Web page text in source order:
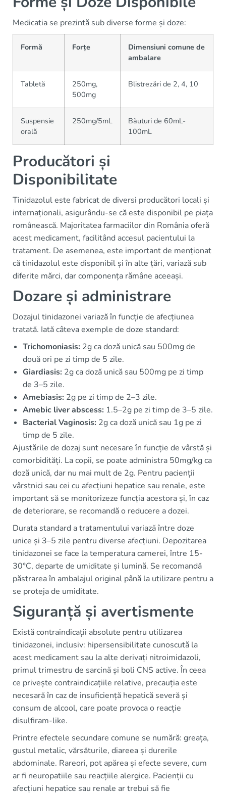
Medicatia se prezintă sub diverse forme și doze:
Formă Forțe
Dimensiuni comune de
ambalare
Tabletă
250mg,
500mg
Blistrezări de 2, 4, 10
Suspensie
orală
250mg/5mL
Băuturi de 60mL-
100mL
Producători și
Disponibilitate
Tinidazolul este fabricat de diversi producători locali și
internaționali, asigurându-se că este disponibil pe piața
românească. Majoritatea farmaciilor din România oferă
acest medicament, facilitând accesul pacientului la
tratament. De asemenea, este important de menționat
că tinidazolul este disponibil și în alte țări, variază sub
diferite mărci, dar componența rămâne aceeași.
Dozare și administrare
Dozajul tinidazonei variază în funcție de afecțiunea
tratată. Iată câteva exemple de doze standard:
Trichomoniasis: 2g ca doză unică sau 500mg de
două ori pe zi timp de 5 zile.
Giardiasis: 2g ca doză unică sau 500mg pe zi timp
de 3–5 zile.
Amebiasis: 2g pe zi timp de 2–3 zile.
Amebic liver abscess: 1.5–2g pe zi timp de 3–5 zile.
Bacterial Vaginosis: 2g ca doză unică sau 1g pe zi
timp de 5 zile.
Ajustările de dozaj sunt necesare în funcție de vârstă și
comorbidități. La copii, se poate administra 50mg/kg ca
doză unică, dar nu mai mult de 2g. Pentru pacienții
vârstnici sau cei cu afecțiuni hepatice sau renale, este
important să se monitorizeze funcția acestora și, în caz
de deteriorare, se recomandă o reducere a dozei.
Durata standard a tratamentului variază între doze
unice și 3–5 zile pentru diverse afecțiuni. Depozitarea
tinidazonei se face la temperatura camerei, între 15-
30°C, departe de umiditate și lumină. Se recomandă
păstrarea în ambalajul original până la utilizare pentru a
se proteja de umiditate.
Siguranță și avertismente
Există contraindicații absolute pentru utilizarea
tinidazonei, inclusiv: hipersensibilitate cunoscută la
acest medicament sau la alte derivați nitroimidazoli,
primul trimestru de sarcină și boli CNS active. În ceea
ce privește contraindicațiile relative, precauția este
necesară în caz de insuficiență hepatică severă și
consum de alcool, care poate provoca o reacție
disulfiram-like.
Printre efectele secundare comune se numără: greața,
gustul metalic, vărsăturile, diareea și durerile
abdominale. Rareori, pot apărea și efecte severe, cum
ar fi neuropatiile sau reacțiile alergice. Pacienții cu
afecțiuni hepatice sau renale ar trebui să fie